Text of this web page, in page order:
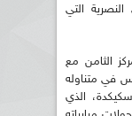
التي
الثامن مع
في متناوله
سكيكدة، الذي